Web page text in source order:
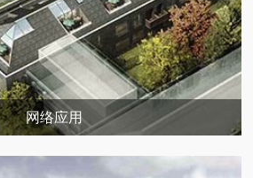
网络应用